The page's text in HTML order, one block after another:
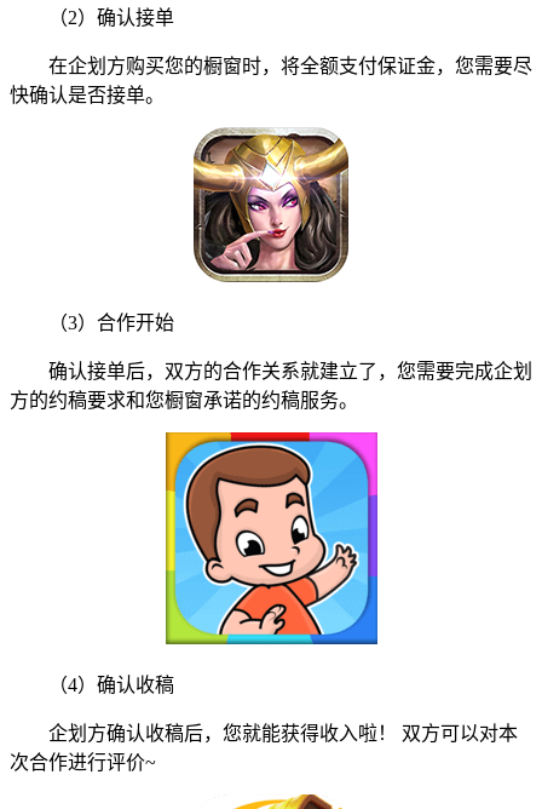
（2）确认接单
在企划方购买您的橱窗时，将全额支付保证金，您需要尽
快确认是否接单。
（3）合作开始
确认接单后，双方的合作关系就建立了，您需要完成企划
方的约稿要求和您橱窗承诺的约稿服务。
（4）确认收稿
企划方确认收稿后，您就能获得收入啦！ 双方可以对本
次合作进行评价~